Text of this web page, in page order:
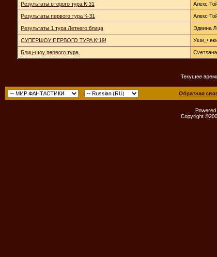
Результаты второго тура К-31
Алекс
Результаты первого тура К-31 Алекс
Результаты 1 тура Летнего блица Эдвина
СУПЕРШОУ ПЕРВОГО ТУРА К*19!
Блиц-шоу первого тура. Cveтлана
Текущее
Обратная
Copyright